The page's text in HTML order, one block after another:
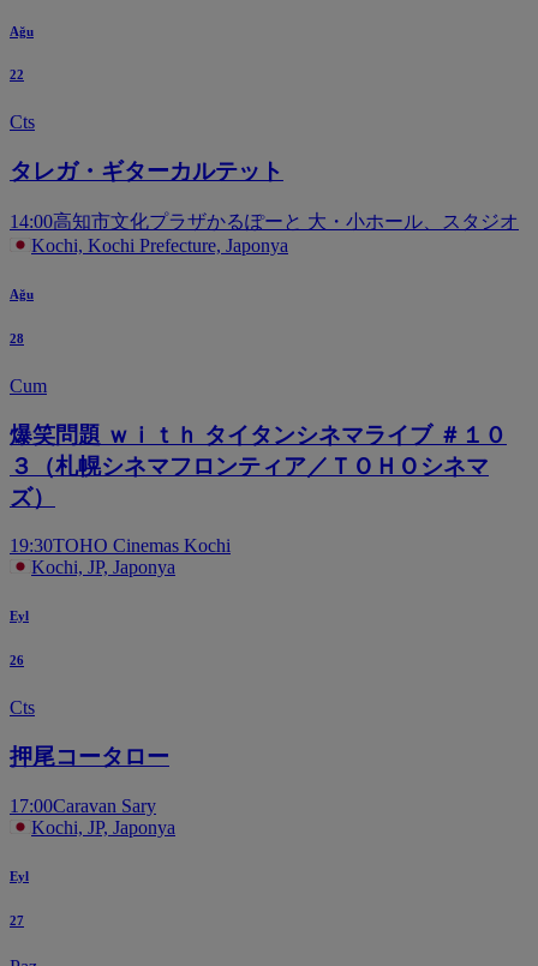
Ağu
22
Cts
タレガ・ギターカルテット
14:00高知市文化プラザかるぽーと 大・小ホール、スタジオ
Kochi, Kochi Prefecture, Japonya
Ağu
28
Cum
爆笑問題 ｗｉｔｈ タイタンシネマライブ ＃１０
３（札幌シネマフロンティア／ＴＯＨＯシネマ
ズ）
19:30TOHO Cinemas Kochi
Kochi, JP, Japonya
Eyl
26
Cts
押尾コータロー
17:00Caravan Sary
Kochi, JP, Japonya
Eyl
27